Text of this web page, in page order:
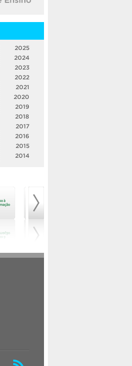
2025
2024
2023
2022
2021
2020
2019
2018
2017
2016
2015
2014